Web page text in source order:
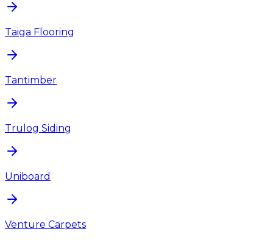
Taiga Flooring
Tantimber
Trulog Siding
Uniboard
Venture Carpets